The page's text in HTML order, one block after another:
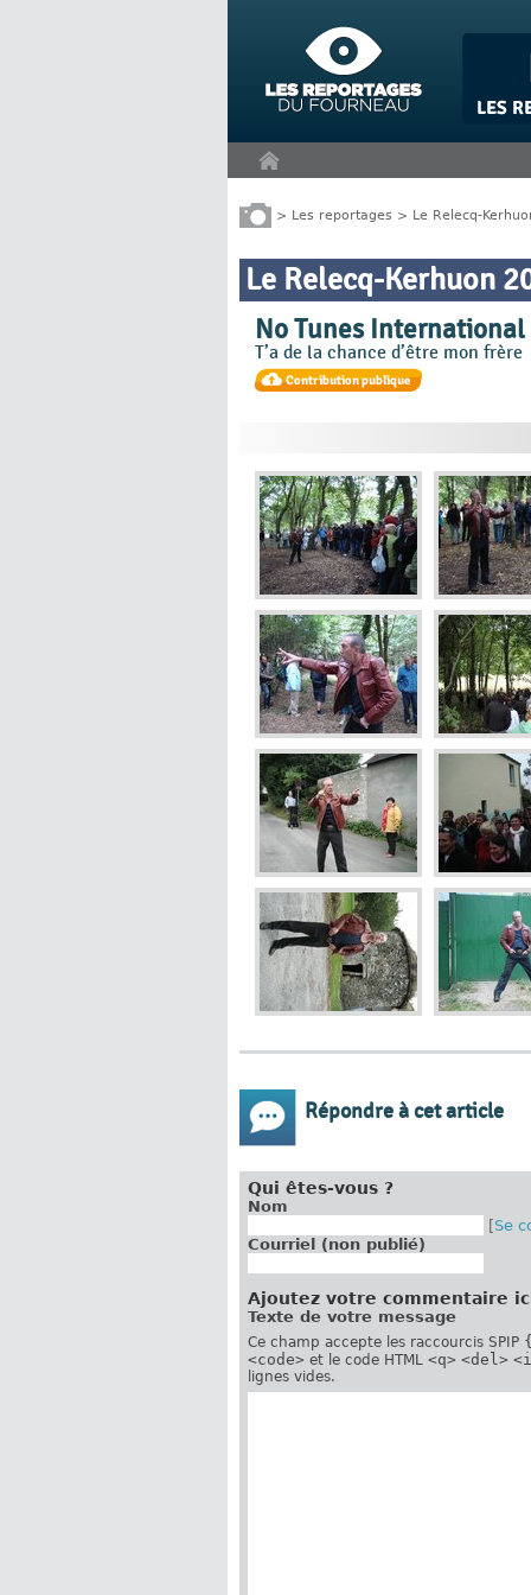
> Les reportages > Le Relecq-
Le Relecq-Kerhuon
No Tunes International
T’a de la chance d’être mon frère
Répondre à cet article
Qui êtes-vous ?
Nom
[Se
Courriel (non publié)
Ajoutez votre commentaire
Texte de votre message
Ce champ accepte les raccourcis SPIP
<code> et le code HTML <q> <del>
lignes vides.